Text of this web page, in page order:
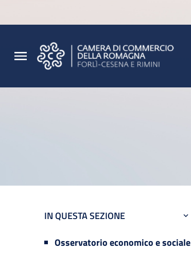
IN QUESTA SEZIONE
Osservatorio economico e sociale